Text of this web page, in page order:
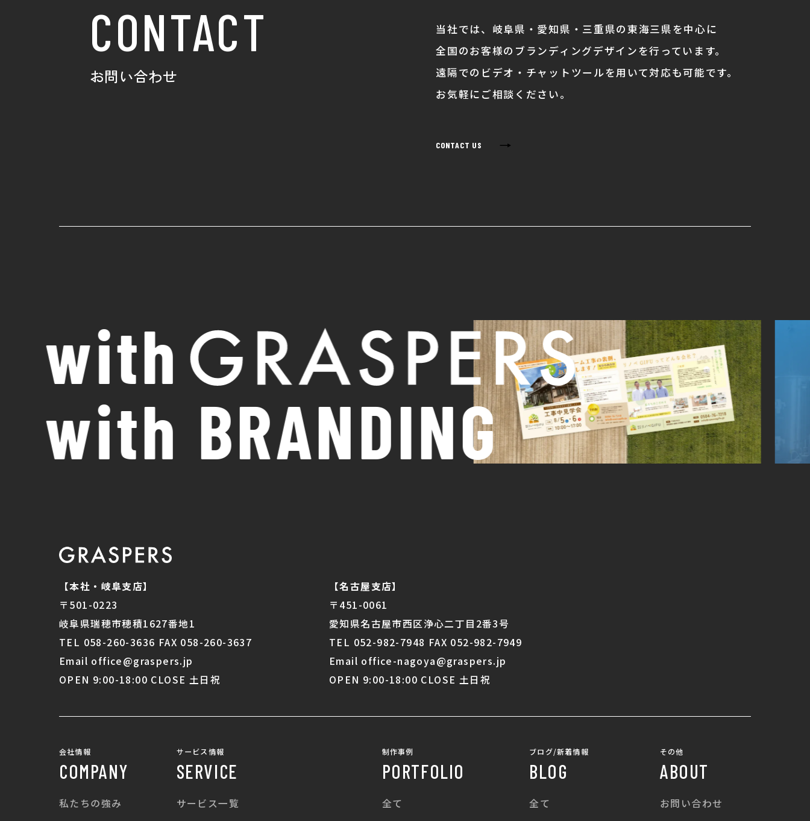
CONTACT
お問い合わせ
当社では、岐阜県・愛知県・三重県の東海三県を中心に
全国のお客様のブランディングデザインを行っています。
遠隔でのビデオ・チャットツールを用いて対応も可能です。
お気軽にご相談ください。
CONTACT US →
BRANDING
【本社・岐阜支店】
〒501-0223
岐阜県瑞穂市穂積1627番地1
TEL 058-260-3636 FAX 058-260-3637
Email office@graspers.jp
OPEN 9:00-18:00 CLOSE 土日祝
【名古屋支店】
〒451-0061
愛知県名古屋市西区浄心二丁目2番3号
TEL 052-982-7948 FAX 052-982-7949
Email office-nagoya@graspers.jp
OPEN 9:00-18:00 CLOSE 土日祝
会社情報
COMPANY
私たちの強み
サービス情報
SERVICE
サービス一覧
制作事例
PORTFOLIO
全て
ブログ/新着情報
BLOG
全て
その他
ABOUT
お問い合わせ